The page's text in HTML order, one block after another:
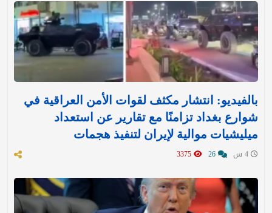
بالفيديو: انتشار مكثف لقوات الأمن العراقية في
شوارع بغداد تزامنًا مع تقارير عن استعداد
ميليشيات موالية لإيران لتنفيذ هجمات